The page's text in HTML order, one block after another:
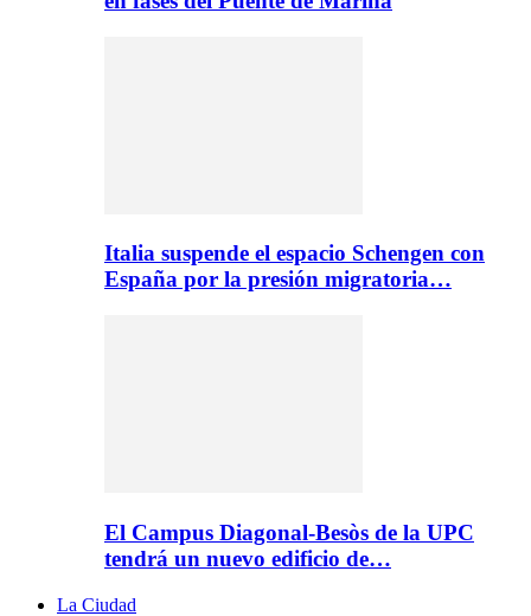
Italia suspende el espacio Schengen con
España por la presión migratoria…
El Campus Diagonal-Besòs de la UPC
tendrá un nuevo edificio de…
La Ciudad